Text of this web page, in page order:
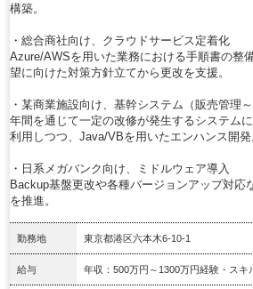
構築。
・総合商社向け、クラウドサービス定着化
Azure/AWSを用いた業務における手順書の整
望に向けた対策方針立てから更改を支援。
・某商業施設向け、基幹システム（販売管理
年間を通じて一定の改修が発生するシステム
利用しつつ、Java/VBを用いたエンハンス開発
・日系メガバンク向け、ミドルウェア導入
Backup基盤更改や各種バージョンアップ対応
を推進。
勤務地 東京都港区六本木6-10-1
給与 年収：500万円～1300万円経験・スキ